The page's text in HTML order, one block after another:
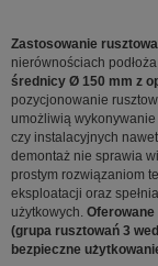
Zastosowanie
nierównościach
średnicy Ø 150 mm z
pozycjonowanie
umożliwią
czy instalacyjnych
demontaż nie sprawia
prostym rozwiązaniom
eksploatacji oraz
użytkowych. Oferowane
(grupa rusztowań 3
bezpieczne